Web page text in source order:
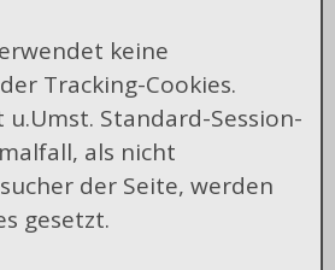
keine
Tracking-Cookies.
u.Umst. Standard-Session-
als nicht
der Seite, werden
gesetzt.